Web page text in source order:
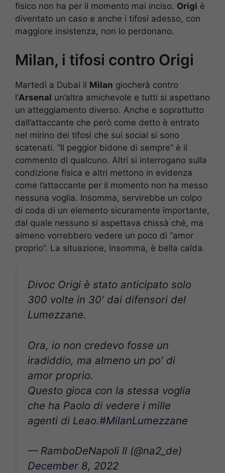
fisico non ha per il momento mai inciso. Origi è
diventato un caso e anche i tifosi adesso, con
maggiore insistenza, non lo perdonano.
Milan, i tifosi contro Origi
Martedì a Dubai il Milan giocherà contro
l’Arsenal un’altra amichevole e tutti si aspettano
un atteggiamento diverso. Anche e soprattutto
dall’attaccante che però come detto è entrato
nel mirino dei tifosi che sui social si sono
scatenati. “Il peggior bidone di sempre” è il
commento di qualcuno. Altri si interrogano sulla
condizione fisica e altri mettono in evidenza
come l’attaccante per il momento non ha messo
nessuna voglia. Insomma, servirebbe un colpo
di coda di un elemento sicuramente importante,
dal quale nessuno si aspettava chissà ché, ma
almeno vorrebbero vedere un poco di “amor
proprio”. La situazione, insomma, è bella calda.
Divoc Origi è stato anticipato solo
300 volte in 30' dai difensori del
Lumezzane.
Ora, io non credevo fosse un
iradiddio, ma almeno un po' di
amor proprio.
Questo gioca con la stessa voglia
che ha Paolo di vedere i mille
agenti di Leao.#MilanLumezzane
— RamboDeNapoli II (@na2_de)
December 8, 2022